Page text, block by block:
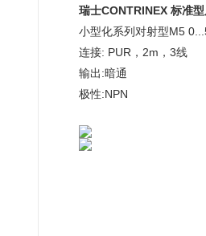
瑞士CONTRINEX 标准
小型化系列对射型M5
连接: PUR，2m，3线
输出:暗通
极性:NPN